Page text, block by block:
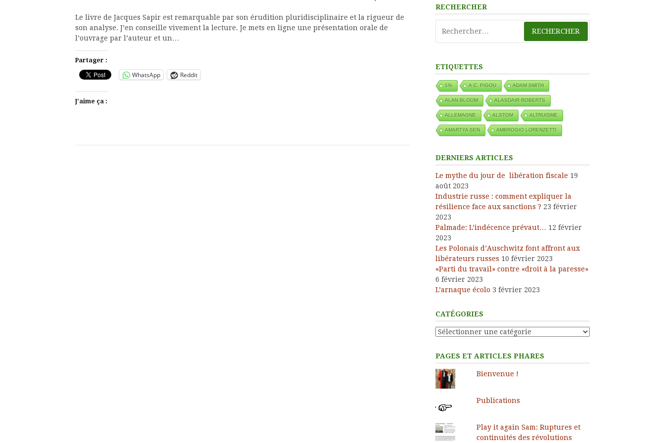
Le livre de Jacques Sapir est remarquable par son érudition pluridisciplinaire et la rigueur de
son analyse. J’en conseille vivement la lecture. Je mets en ligne une présentation orale de
l’ouvrage par l’auteur et un…
Partager :
WhatsApp Reddit
J’aime ça :
RECHERCHER
ETIQUETTES
1% A.C. PIGOU ADAM SMITH
ALAN BLOOM ALASDAIR ROBERTS
ALLEMAGNE ALSTOM ALTRUISME
AMARTYA SEN AMBROGIO LORENZETTI
DERNIERS ARTICLES
Le mythe du jour de libération fiscale 19
août 2023
Industrie russe : comment expliquer la
résilience face aux sanctions ? 23 février
2023
Palmade: L’indécence prévaut… 12 février
2023
Les Polonais d’Auschwitz font affront aux
libérateurs russes 10 février 2023
«Parti du travail» contre «droit à la paresse»
6 février 2023
L’arnaque écolo 3 février 2023
CATÉGORIES
Catégories
PAGES ET ARTICLES PHARES
Bienvenue !
Publications
Play it again Sam: Ruptures et
continuités des révolutions